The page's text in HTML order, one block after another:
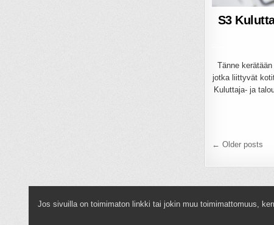
S3
Tänne
jotka liittyvät
Kuluttaja- ja
selaus
← Older posts
Jos sivuilla on toimimaton linkki tai jokin muu toimimattomuus,